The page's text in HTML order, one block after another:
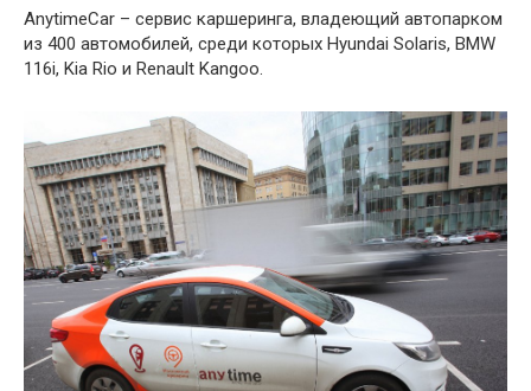
AnytimeCar – сервис каршеринга, владеющий автопарком
из 400 автомобилей, среди которых Hyundai Solaris, BMW
116i, Kia Rio и Renault Kangoo.